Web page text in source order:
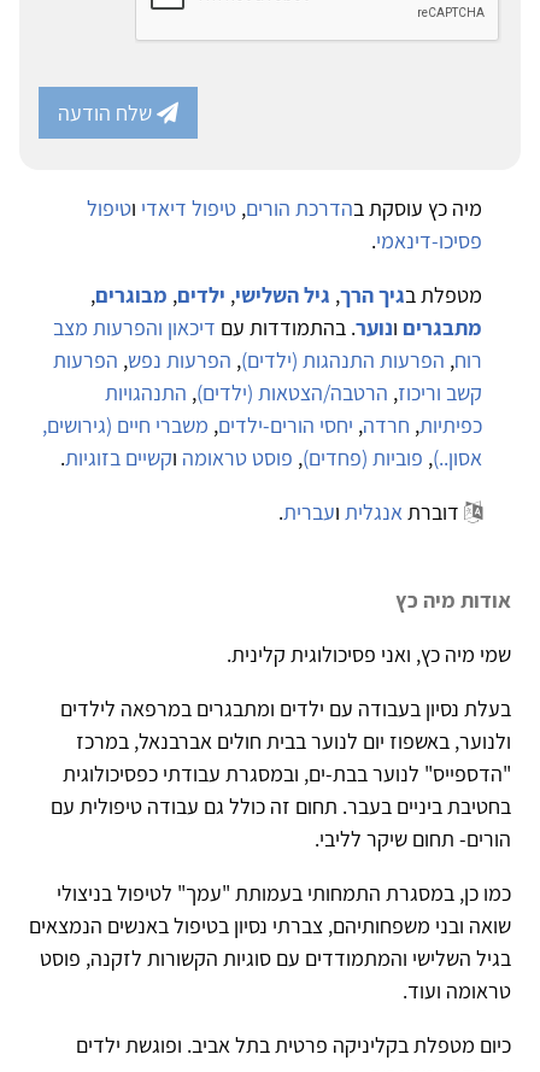
שלח הודעה
מיה כץ עוסקת בהדרכת הורים, טיפול דיאדי וטיפול
פסיכו-דינאמי.
מטפלת בגיך הרך, גיל השלישי, ילדים, מבוגרים,
מתבגרים ונוער. בהתמודדות עם דיכאון והפרעות מצב
רוח, הפרעות התנהגות (ילדים), הפרעות נפש, הפרעות
קשב וריכוז, הרטבה/הצטאות (ילדים), התנהגויות
כפיתיות, חרדה, יחסי הורים-ילדים, משברי חיים (גירושים,
אסון..), פוביות (פחדים), פוסט טראומה וקשיים בזוגיות.
דוברתאנגלית ועברית.
אודות מיה כץ
שמי מיה כץ, ואני פסיכולוגית קלינית.
בעלת נסיון בעבודה עם ילדים ומתבגרים במרפאה לילדים
ולנוער, באשפוז יום לנוער בבית חולים אברבנאל, במרכז
"הדספייס" לנוער בבת-ים, ובמסגרת עבודתי כפסיכולוגית
בחטיבת ביניים בעבר. תחום זה כולל גם עבודה טיפולית עם
הורים- תחום שיקר לליבי.
כמו כן, במסגרת התמחותי בעמותת "עמך" לטיפול בניצולי
שואה ובני משפחותיהם, צברתי נסיון בטיפול באנשים הנמצאים
בגיל השלישי והמתמודדים עם סוגיות הקשורות לזקנה, פוסט
טראומה ועוד.
כיום מטפלת בקליניקה פרטית בתל אביב. ופוגשת ילדים